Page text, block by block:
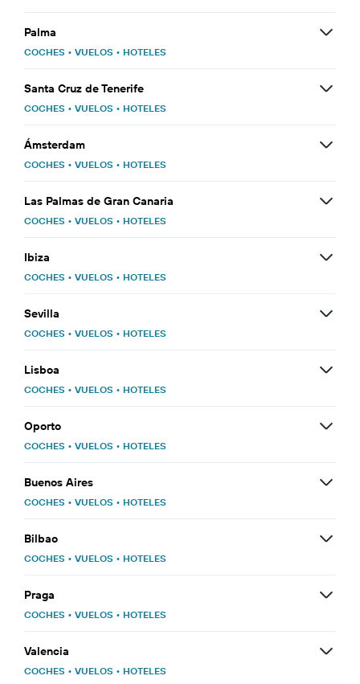
Palma
COCHES • VUELOS • HOTELES
Santa Cruz de Tenerife
COCHES • VUELOS • HOTELES
Ámsterdam
COCHES • VUELOS • HOTELES
Las Palmas de Gran Canaria
COCHES • VUELOS • HOTELES
Ibiza
COCHES • VUELOS • HOTELES
Sevilla
COCHES • VUELOS • HOTELES
Lisboa
COCHES • VUELOS • HOTELES
Oporto
COCHES • VUELOS • HOTELES
Buenos Aires
COCHES • VUELOS • HOTELES
Bilbao
COCHES • VUELOS • HOTELES
Praga
COCHES • VUELOS • HOTELES
Valencia
COCHES • VUELOS • HOTELES